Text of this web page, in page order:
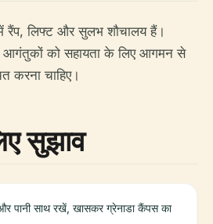
रैंप, लिफ्ट और सुलभ शौचालय हैं।
आगंतुकों को सहायता के लिए आगमन से
करना चाहिए।
सुझाव
पानी साथ रखें, खासकर ग्रेनाडा कैंपस का